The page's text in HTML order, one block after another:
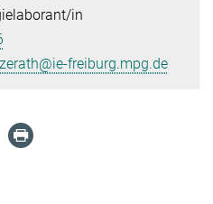
in
freiburg.mpg.de